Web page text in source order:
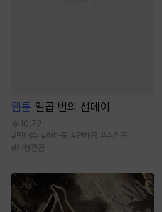
웹툰 일곱 번의 선데이
10.7만
#떡대수 #현대물 #연하공 #순정공
#대형견공